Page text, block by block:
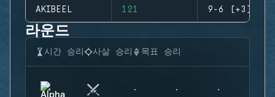
AKIBEEL 121 9-6 (+3)
라운드
시간 승리 사살 승리 목표 승리